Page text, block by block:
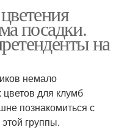
посадки.
на
немало
для клумб
познакомиться с
группы.